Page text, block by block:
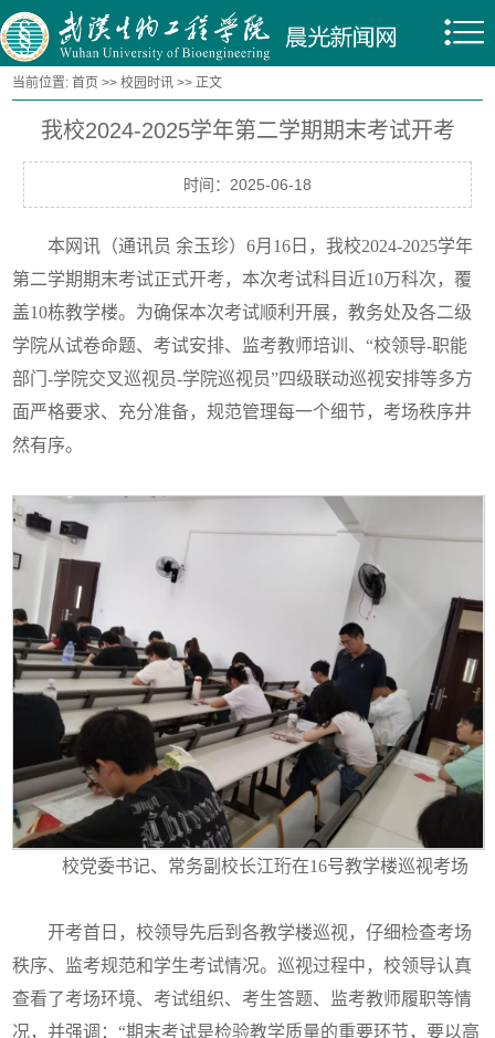
当前位置:首页 >>校园时讯 >> 正文
我校2024-2025学年第二学期期末考试开考
时间：2025-06-18
本网讯（通讯员 余玉珍）6月16日，我校2024-2025学年
第二学期期末考试正式开考，本次考试科目近10万科次，覆
盖10栋教学楼。为确保本次考试顺利开展，教务处及各二级
学院从试卷命题、考试安排、监考教师培训、“校领导-职能
部门-学院交叉巡视员-学院巡视员”四级联动巡视安排等多方
面严格要求、充分准备，规范管理每一个细节，考场秩序井
然有序。
校党委书记、常务副校长江珩在16号教学楼巡视考场
开考首日，校领导先后到各教学楼巡视，仔细检查考场
秩序、监考规范和学生考试情况。巡视过程中，校领导认真
查看了考场环境、考试组织、考生答题、监考教师履职等情
况，并强调：“期末考试是检验教学质量的重要环节，要以高